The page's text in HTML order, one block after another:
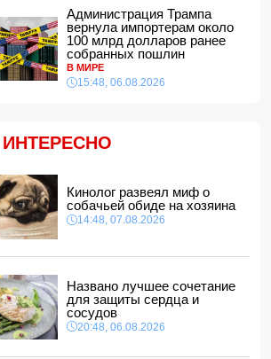
безработицы во Франции вырос до
с 2020 года показателя
07.08.2026
Гёйчая напал с ножом на
в кафе
07.08.2026
в октагон
07.08.2026
вирус приближается к границе
попала за решетку из-за
имени ребенка
07.08.2026
предрекли ущерб в размере 800 млрд
Администрация Трампа
вернула импортерам около
100 млрд долларов ранее
собранных пошлин
В МИРЕ
15:48, 06.08.2026
Кинолог развеял миф о
собачьей обиде на хозяина
14:48, 07.08.2026
Названо лучшее сочетание
для защиты сердца и
сосудов
20:48, 06.08.2026